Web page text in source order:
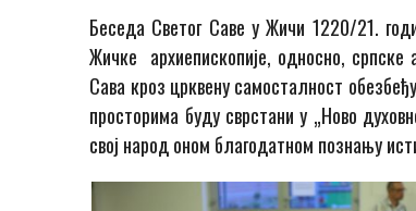
Беседа Светог Саве у Жичи 1220/21.
Жичке архиепископије, односно, српске
Сава кроз црквену самосталност
просторима буду сврстани у „Ново
свој народ оном благодатном познању